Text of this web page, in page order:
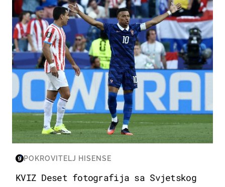
POKROVITELJ HISENSE
KVIZ Deset fotografija sa Svjetskog